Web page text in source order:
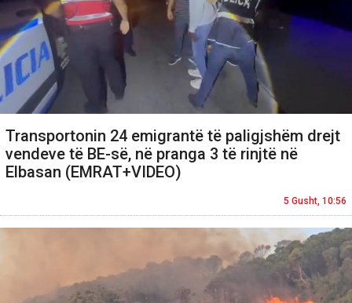
Transportonin 24 emigrantë të paligjshëm drejt
vendeve të BE-së, në pranga 3 të rinjtë në
Elbasan (EMRAT+VIDEO)
5 Gusht, 10:56